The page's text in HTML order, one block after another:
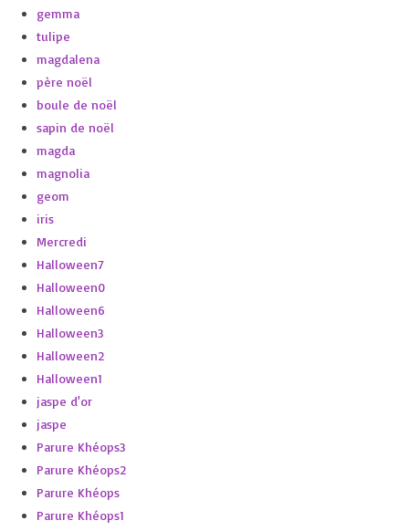
gemma
tulipe
magdalena
père noël
boule de noël
sapin de noël
magda
magnolia
geom
iris
Mercredi
Halloween7
Halloween0
Halloween6
Halloween3
Halloween2
Halloween1
jaspe d'or
jaspe
Parure Khéops3
Parure Khéops2
Parure Khéops
Parure Khéops1